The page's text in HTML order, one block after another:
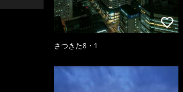
さつきた8・1